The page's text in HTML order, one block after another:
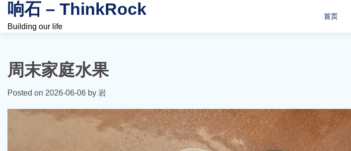
Skip
content
响石 – ThinkRock
Building our life
首页
周末家庭水果
Posted on 2026-06-06 by 岩